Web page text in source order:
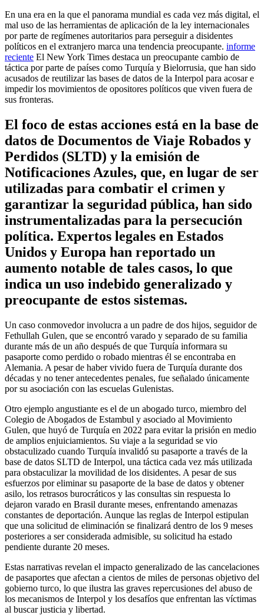
En una era en la que el panorama mundial es cada vez más digital, el
mal uso de las herramientas de aplicación de la ley internacionales
por parte de regímenes autoritarios para perseguir a disidentes
políticos en el extranjero marca una tendencia preocupante. informe
reciente El New York Times destaca un preocupante cambio de
táctica por parte de países como Turquía y Bielorrusia, que han sido
acusados de reutilizar las bases de datos de la Interpol para acosar e
impedir los movimientos de opositores políticos que viven fuera de
sus fronteras.
El foco de estas acciones está en la base de
datos de Documentos de Viaje Robados y
Perdidos (SLTD) y la emisión de
Notificaciones Azules, que, en lugar de ser
utilizadas para combatir el crimen y
garantizar la seguridad pública, han sido
instrumentalizadas para la persecución
política. Expertos legales en Estados
Unidos y Europa han reportado un
aumento notable de tales casos, lo que
indica un uso indebido generalizado y
preocupante de estos sistemas.
Un caso conmovedor involucra a un padre de dos hijos, seguidor de
Fethullah Gulen, que se encontró varado y separado de su familia
durante más de un año después de que Turquía informara su
pasaporte como perdido o robado mientras él se encontraba en
Alemania. A pesar de haber vivido fuera de Turquía durante dos
décadas y no tener antecedentes penales, fue señalado únicamente
por su asociación con las escuelas Gulenistas.
Otro ejemplo angustiante es el de un abogado turco, miembro del
Colegio de Abogados de Estambul y asociado al Movimiento
Gulen, que huyó de Turquía en 2022 para evitar la prisión en medio
de amplios enjuiciamientos. Su viaje a la seguridad se vio
obstaculizado cuando Turquía invalidó su pasaporte a través de la
base de datos SLTD de Interpol, una táctica cada vez más utilizada
para obstaculizar la movilidad de los disidentes. A pesar de sus
esfuerzos por eliminar su pasaporte de la base de datos y obtener
asilo, los retrasos burocráticos y las consultas sin respuesta lo
dejaron varado en Brasil durante meses, enfrentando amenazas
constantes de deportación. Aunque las reglas de Interpol estipulan
que una solicitud de eliminación se finalizará dentro de los 9 meses
posteriores a ser considerada admisible, su solicitud ha estado
pendiente durante 20 meses.
Estas narrativas revelan el impacto generalizado de las cancelaciones
de pasaportes que afectan a cientos de miles de personas objetivo del
gobierno turco, lo que ilustra las graves repercusiones del abuso de
los mecanismos de Interpol y los desafíos que enfrentan las víctimas
al buscar justicia y libertad.